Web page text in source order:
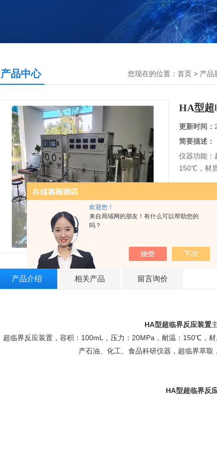
欢迎您！
来自局域网的朋友！有什么可以帮助您的
吗？
产品中心 您现在的位置： 首页 > 产品
HA型超
更新时间：
简要描述：
仪器功能：
150℃，材
发邮
产品介绍 相关产品 留言询价
HA型超临界反应装置
超临界反应装置，容积：100mL，压力：20MPa，耐温：150℃，
产石油、化工、食品科研仪器，超临界萃取
HA型超临界反